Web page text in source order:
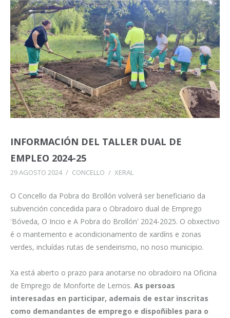
INFORMACIÓN DEL TALLER DUAL DE
EMPLEO 2024-25
29 AGOSTO 2024 / CONCELLO / XERAL
O Concello da Pobra do Brollón volverá ser beneficiario da
subvención concedida para o Obradoiro dual de Emprego
'Bóveda, O Incio e A Pobra do Brollón' 2024-2025. O obxectivo
é o mantemento e acondicionamento de xardíns e zonas
verdes, incluídas rutas de sendeirismo, no noso municipio.
Xa está aberto o prazo para anotarse no obradoiro na Oficina
de Emprego de Monforte de Lemos. As persoas
interesadas en participar, ademais de estar inscritas
como demandantes de emprego e dispoñibles para o